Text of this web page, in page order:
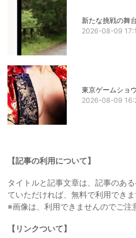
新たな挑戦の舞
2026-08-09
東京ゲームショ
2026-08-09
【記事の利用について】
タイトルと記事文章は、記事のあ
ていただければ、無料で利用できま
※画像は、利用できませんのでご注
【リンクついて】